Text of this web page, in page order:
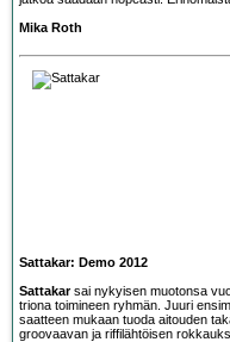
Mika Roth
Sattakar: Demo 2012
Sattakarsai nykyisen muotonsa
triona toimineen ryhmän. Juuri
saatteen mukaan tuoda aitouden
groovaavan ja riffilähtöisen